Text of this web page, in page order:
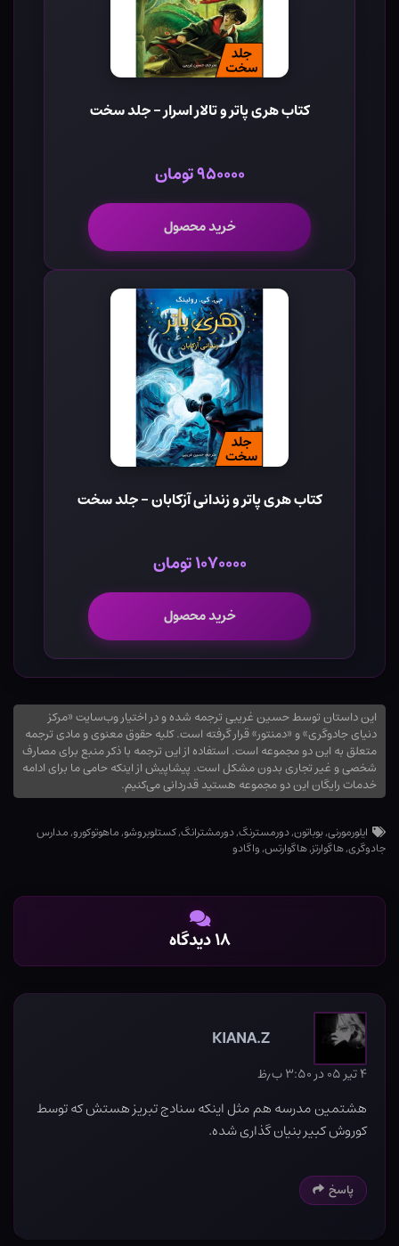
کتاب هری پاتر و تالار اسرار - جلد سخت
۹۵۰۰۰۰ تومان
خرید محصول
کتاب هری پاتر و زندانی آزکابان - جلد سخت
۱۰۷۰۰۰۰ تومان
خرید محصول
این داستان توسط حسین غریبی ترجمه شده و در اختیار وب‌سایت «مرکز
دنیای جادوگری» و «دمنتور» قرار گرفته است. کلیه حقوق معنوی و مادی ترجمه
متعلق به این دو مجموعه است. استفاده از این ترجمه با ذکر منبع برای مصارف
شخصی و غیر تجاری بدون مشکل است. پیشاپیش از اینکه حامی ما برای ادامه
خدمات رایگان این دو مجموعه هستید قدردانی می‌کنیم.
ایلورمورنی,بوباتون,دورمسترنگ,دورمشترانگ,کستلوبروشو,ماهوتوکورو,مدارس
جادوگری,هاگوارتز,هاگوارتس,واگادو
۱۸ دیدگاه
KIANA.Z
۴ تیر ۰۵ در ۳:۵۰ ب٫ظ
هشتمین مدرسه هم مثل اینکه سنادج تبریز هستش که توسط
کوروش کبیر بنیان گذاری شده.
پاسخ